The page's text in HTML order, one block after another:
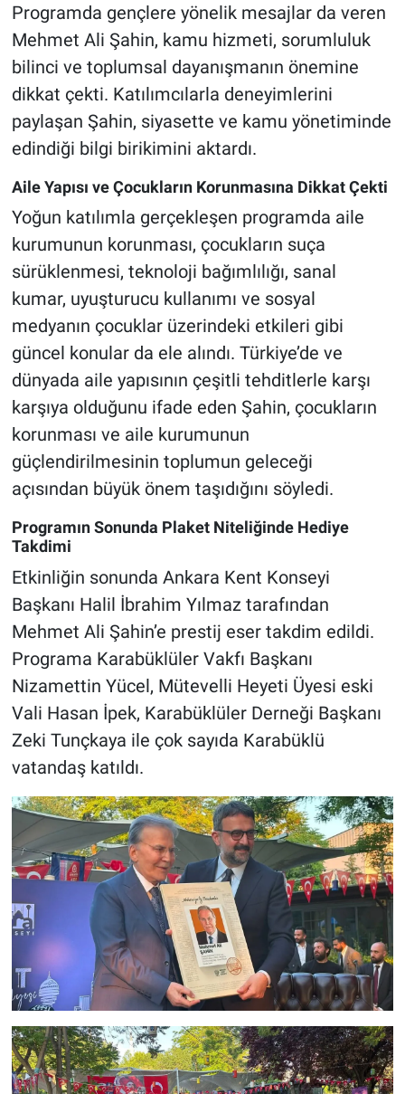
Programda gençlere yönelik mesajlar da veren
Mehmet Ali Şahin, kamu hizmeti, sorumluluk
bilinci ve toplumsal dayanışmanın önemine
dikkat çekti. Katılımcılarla deneyimlerini
paylaşan Şahin, siyasette ve kamu yönetiminde
edindiği bilgi birikimini aktardı.
Aile Yapısı ve Çocukların Korunmasına Dikkat Çekti
Yoğun katılımla gerçekleşen programda aile
kurumunun korunması, çocukların suça
sürüklenmesi, teknoloji bağımlılığı, sanal
kumar, uyuşturucu kullanımı ve sosyal
medyanın çocuklar üzerindeki etkileri gibi
güncel konular da ele alındı. Türkiye’de ve
dünyada aile yapısının çeşitli tehditlerle karşı
karşıya olduğunu ifade eden Şahin, çocukların
korunması ve aile kurumunun
güçlendirilmesinin toplumun geleceği
açısından büyük önem taşıdığını söyledi.
Programın Sonunda Plaket Niteliğinde Hediye
Takdimi
Etkinliğin sonunda Ankara Kent Konseyi
Başkanı Halil İbrahim Yılmaz tarafından
Mehmet Ali Şahin’e prestij eser takdim edildi.
Programa Karabüklüler Vakfı Başkanı
Nizamettin Yücel, Mütevelli Heyeti Üyesi eski
Vali Hasan İpek, Karabüklüler Derneği Başkanı
Zeki Tunçkaya ile çok sayıda Karabüklü
vatandaş katıldı.